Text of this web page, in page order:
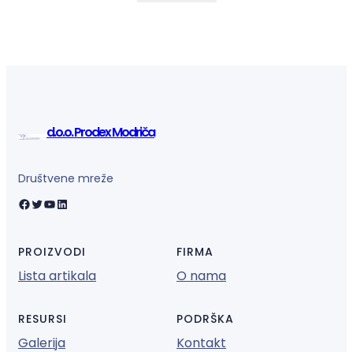
d.o.o. Prodex Modriča
Društvene mreže
Facebook Twitter YouTube LinkedIn
PROIZVODI
Lista artikala
FIRMA
O nama
RESURSI
Galerija
PODRŠKA
Kontakt